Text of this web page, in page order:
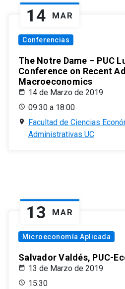
14 MAR
Conferencias
The Notre Dame – PUC
Conference on Recent
Macroeconomics
14 de Marzo de 2019
09:30 a 18:00
Facultad de Ciencias
Administrativas UC
13 MAR
Microeconomía Aplicada
Salvador Valdés, PUC-
13 de Marzo de 2019
15:30